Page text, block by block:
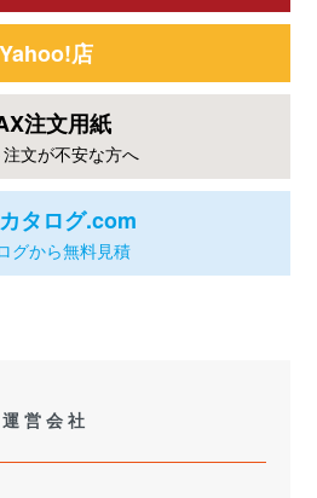
Yahoo!店
注文用紙
文が不安な方へ
タログ.com
グから無料見積
運営会社